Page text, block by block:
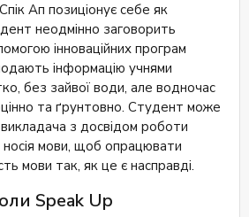
Ап позиціонує себе як
неодмінно заговорить
інноваційних програм
інформацію учнями
без зайвої води, але водночас
та ґрунтовно. Студент може
з досвідом роботи
носія мови, щоб опрацювати
мови так, як це є насправді.
Speak Up